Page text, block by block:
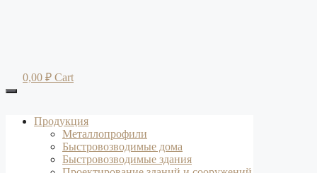
0,00 ₽ Cart
Продукция
Металлопрофили
Быстровозводимые дома
Быстровозводимые здания